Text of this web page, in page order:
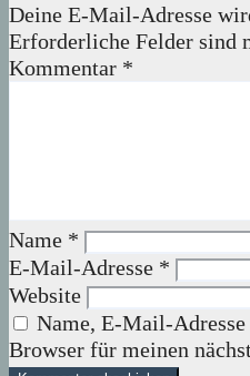
Deine E-Mail-Adresse
Erforderliche Felder sind
Kommentar *
Name *
E-Mail-Adresse *
Website
Name, E-Mail-
Browser für meinen